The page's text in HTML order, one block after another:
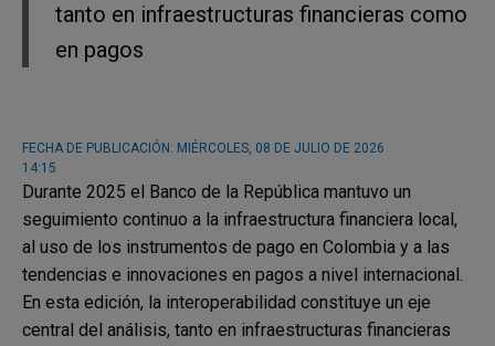
tanto en infraestructuras financieras como
en pagos
FECHA DE PUBLICACIÓN: MIÉRCOLES, 08 DE JULIO DE 2026
14:15
Durante 2025 el Banco de la República mantuvo un
seguimiento continuo a la infraestructura financiera local,
al uso de los instrumentos de pago en Colombia y a las
tendencias e innovaciones en pagos a nivel internacional.
En esta edición, la interoperabilidad constituye un eje
central del análisis, tanto en infraestructuras financieras